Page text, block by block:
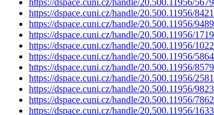
https://dspace.cuni.cz/handle/20.500.11956/
https://dspace.cuni.cz/handle/20.500.11956/
https://dspace.cuni.cz/handle/20.500.11956/
https://dspace.cuni.cz/handle/20.500.11956/
https://dspace.cuni.cz/handle/20.500.11956/
https://dspace.cuni.cz/handle/20.500.11956/
https://dspace.cuni.cz/handle/20.500.11956/
https://dspace.cuni.cz/handle/20.500.11956/
https://dspace.cuni.cz/handle/20.500.11956/
https://dspace.cuni.cz/handle/20.500.11956/
https://dspace.cuni.cz/handle/20.500.11956/